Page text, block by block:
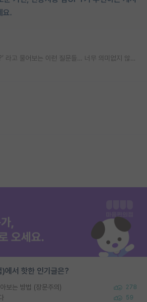
요.
대학원 진학 가능할까요?’ 라고 물어보는 이런 질문들… 너무 의미없지 않나요?
에서 핫한 인기글은?
보는 방법 (장문주의) 278
59